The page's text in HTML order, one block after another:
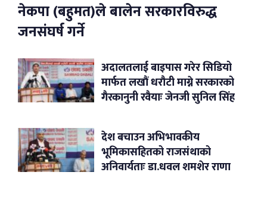
नेकपा (बहुमत)ले बालेन सरकारविरुद्ध
जनसंघर्ष गर्ने
अदालतलाई बाइपास गरेर सिडियो
मार्फत लखौं धरौटी माग्ने सरकारको
गैरकानुनी रवैयाः जेनजी सुनिल सिंह
देश बचाउन अभिभावकीय
भूमिकासहितको राजसंथाको
अनिवार्यताः डा.धवल शमशेर राणा